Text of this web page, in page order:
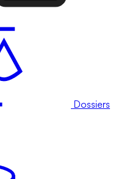
Dossiers